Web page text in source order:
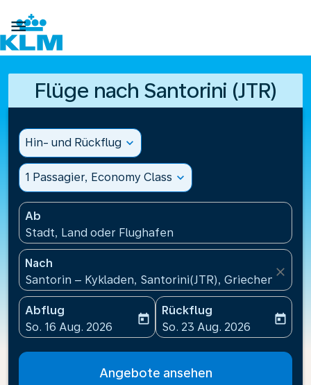

Flüge nach Santorini (JTR)
Hin- und Rückflug expand_more
1 Passagier, Economy Class expand_more
Ab
Stadt, Land oder Flughafen
Nach
Santorin – Kykladen, Santorini(JTR), Griechenland
close
Abflug
fc-booking-departure-date-aria-label
So. 16 Aug. 2026
today
Rückflug
fc-booking-return-date-
So. 23 Aug. 2026
today
Angebote ansehen